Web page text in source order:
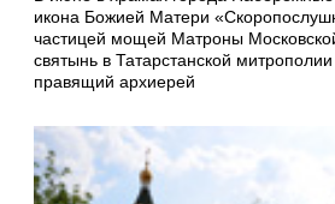
икона Божией Матери
частицей мощей Матроны
святынь в Татарстанской
правящий архиерей